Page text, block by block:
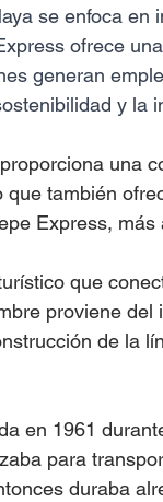
se enfoca
ofrece
generan
y la
una
también
Express,
que
proviene
de la
en 1961
para
duraba